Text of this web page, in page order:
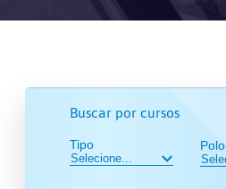
Buscar por cursos
Tipo Polo